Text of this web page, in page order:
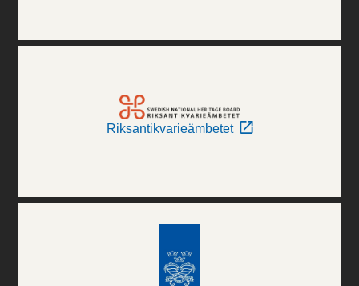
Riksantikvarieämbetet